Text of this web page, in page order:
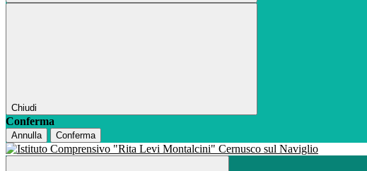
Chiudi
Conferma
Annulla Conferma